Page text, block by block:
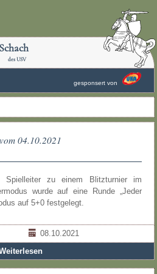
des USV
gesponsert von
04.10.2021
Spielleiter zu einem Blitzturnier im
wurde auf eine Runde „Jeder
auf 5+0 festgelegt.
08.10.2021